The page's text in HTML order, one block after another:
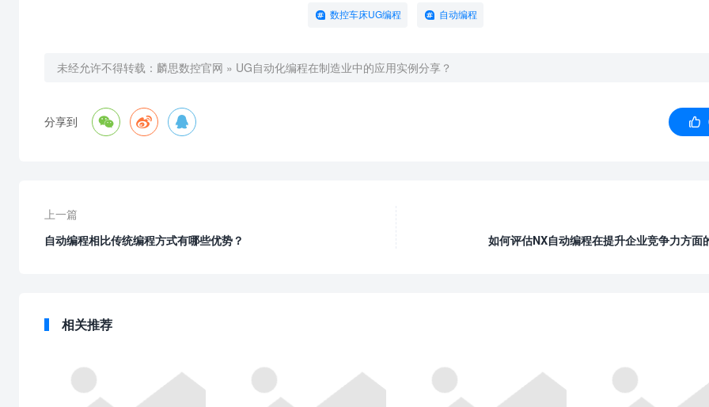
数控车床UG编程 自动编程
未经允许不得转载： 麟思数控官网 » UG自动化编程在制造业中的应用实例分享？
分享到    
上一篇
自动编程相比传统编程方式有哪些优势？
如何评估NX自动编程在提升企业竞争力方面
相关推荐